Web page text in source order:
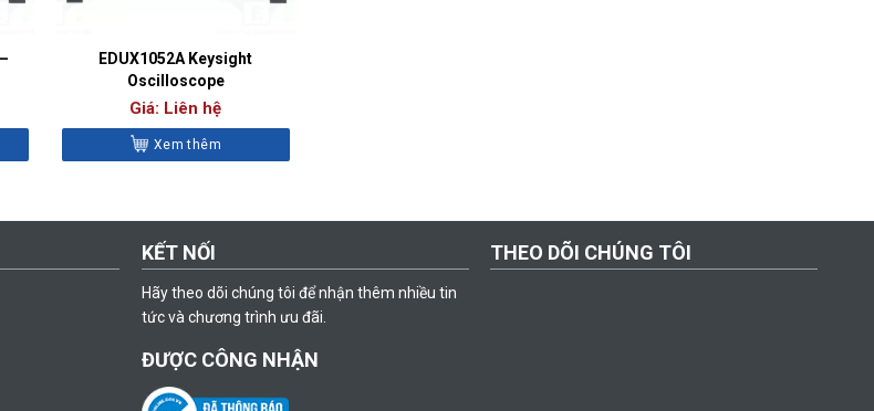
EDUX1052A Keysight
Oscilloscope
Giá: Liên hệ
Xem thêm
KẾT NỐI
Hãy theo dõi chúng tôi để nhận thêm nhiều tin
tức và chương trình ưu đãi.
ĐƯỢC CÔNG NHẬN
THEO DÕI CHÚNG TÔI